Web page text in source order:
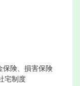
保険、損害保険
宅制度